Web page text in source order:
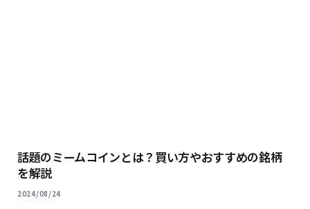
話題のミームコインとは？買い方やおすすめの銘柄
を解説
2024/08/24